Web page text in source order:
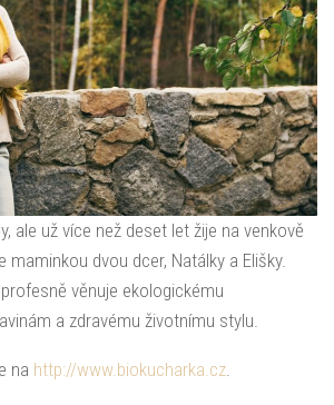
ale už více než deset let žije na venkově
maminkou dvou dcer, Natálky a Elišky.
věnuje ekologickému
a zdravému životnímu stylu.
na http://www.biokucharka.cz.